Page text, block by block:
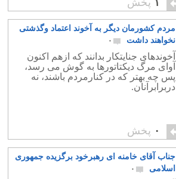
۱ پخش
مردم کشورمان دیگر به آخوند اعتماد وگذشتی
نخواهند داشت
۰
آخوندهای جنایتکار بدانند که ازهم اکنون
آوای مرگ دیکتاتورها به گوش می رسد،
پس چه بهتر که در کنارمردم باشند، نه
دربرابرآنان.
۰ پخش
جناب آقای خامنه ای رهبرخود برگزیده جمهوری
اسلامی
۰